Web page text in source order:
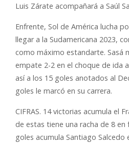
Luis Zárate acompañará a Saúl
Enfrente, Sol de América lucha
llegar a la Sudamericana 2023,
como máximo estandarte. Sasá
empate 2-2 en el choque de ida
así a los 15 goles anotados al
goles le marcó en su carrera.
CIFRAS. 14 victorias acumula el
de estas tiene una racha de 8
goles acumula Santiago Salcedo